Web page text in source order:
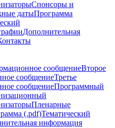
Спонсоры и
датыПрограмма
Дополнительная
сообщениеВторое
сообщениеТретье
сообщениеПрограммный
Пленарные
(.pdf)Тематический
информация